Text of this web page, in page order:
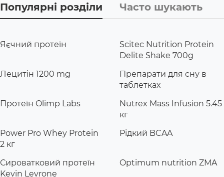
Популярні розділи Часто шукають
Яєчний протеїн
Scitec Nutrition Protein
Delite Shake 700g
Лецитін 1200 mg
Препарати для сну в
таблетках
Протеїн Olimp Labs
Nutrex Mass Infusion 5.45
кг
Power Pro Whey Protein
2 кг
Рідкий BCAA
Сироватковий протеїн
Kevin Levrone
Optimum nutrition ZMA